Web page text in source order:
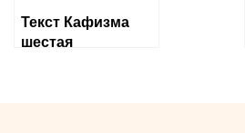
Текст Кафизма
шестая